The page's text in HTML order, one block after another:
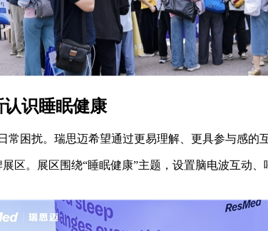
识睡眠健康
困扰。瑞思迈希望通过更易理解、更具参与感的
区。展区围绕“睡眠健康”主题，设置脑电波互动